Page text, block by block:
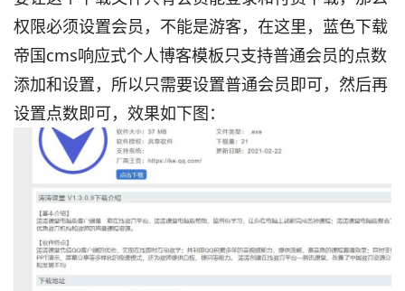
权限必须设置会员，不能是游客，在这里，蓝色下载
帝国cms响应式个人博客模板只支持普通会员的点数
添加和设置，所以只需要设置普通会员即可，然后再
设置点数即可，效果如下图：